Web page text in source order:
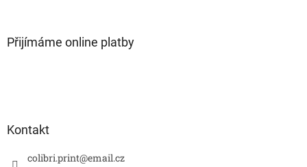
Přijímáme online platby
Kontakt
colibri.print@email.cz